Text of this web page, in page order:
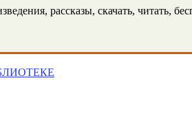
рассказы, скачать, читать,